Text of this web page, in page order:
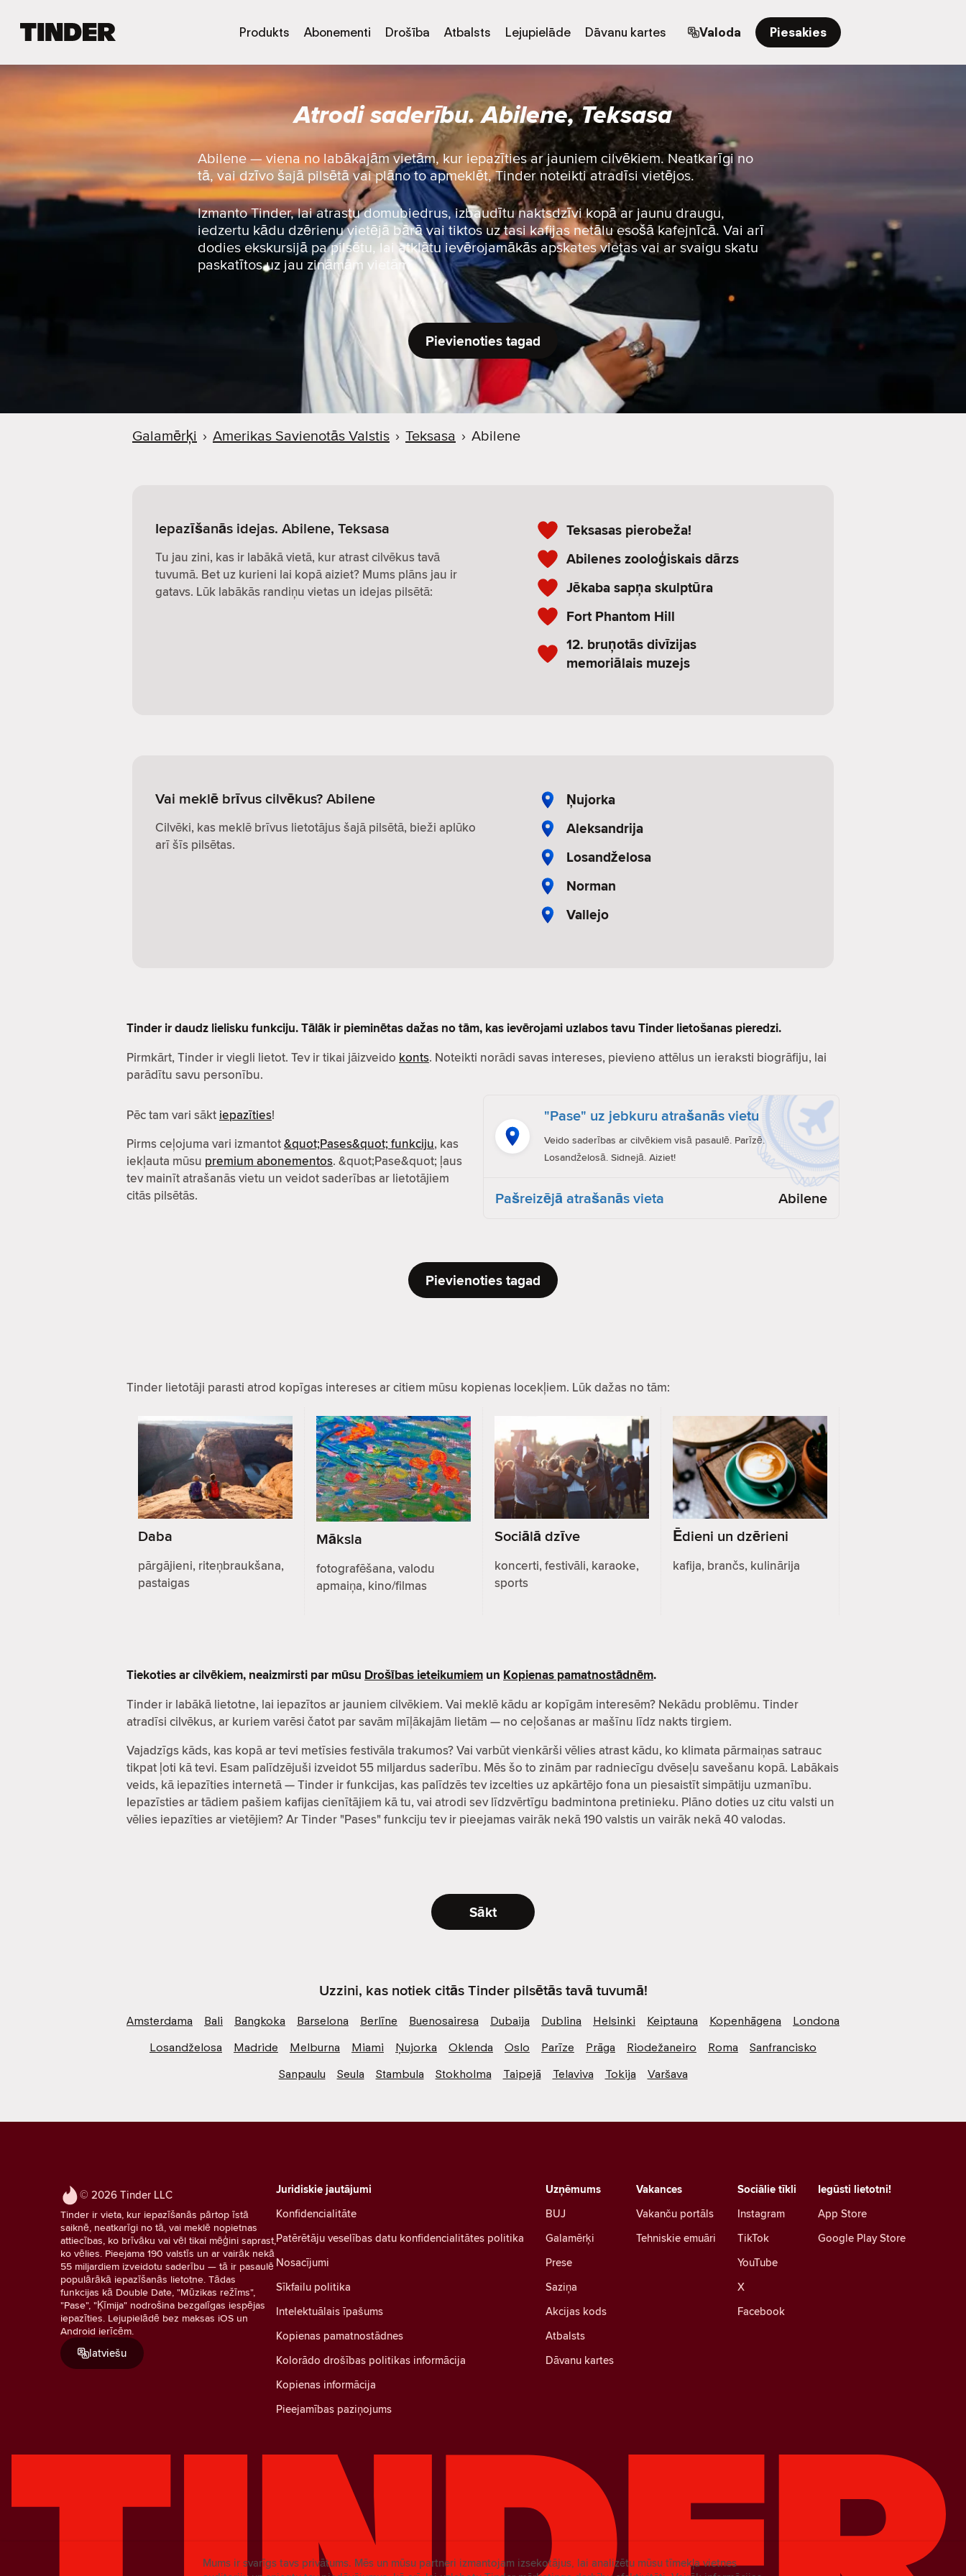
d
m
l
a
Produkts Abonementi Drošība Atbalsts Lejupielāde Dāvanu kartes Valoda Piesakies
Atrodi saderību. Abilene, Teksasa
Abilene — viena no labākajām vietām, kur iepazīties ar jauniem cilvēkiem. Neatkarīgi no
tā, vai dzīvo šajā pilsētā vai plāno to apmeklēt, Tinder noteikti atradīsi vietējos.
Izmanto Tinder, lai atrastu domubiedrus, izbaudītu naktsdzīvi kopā ar jaunu draugu,
iedzertu kādu dzērienu vietējā bārā vai tiktos uz tasi kafijas netālu esošā kafejnīcā. Vai arī
dodies ekskursijā pa pilsētu, lai atklātu ievērojamākās apskates vietas vai ar svaigu skatu
paskatītos uz jau zināmām vietām.
Pievienoties tagad
Galamērķi › Amerikas Savienotās Valstis › Teksasa › Abilene
Iepazīšanās idejas. Abilene, Teksasa
Tu jau zini, kas ir labākā vietā, kur atrast cilvēkus tavā
tuvumā. Bet uz kurieni lai kopā aiziet? Mums plāns jau ir
gatavs. Lūk labākās randiņu vietas un idejas pilsētā:
Teksasas pierobeža!
Abilenes zooloģiskais dārzs
Jēkaba sapņa skulptūra
Fort Phantom Hill
12. bruņotās divīzijas
memoriālais muzejs
Vai meklē brīvus cilvēkus? Abilene
Cilvēki, kas meklē brīvus lietotājus šajā pilsētā, bieži aplūko
arī šīs pilsētas.
Ņujorka
Aleksandrija
Losandželosa
Norman
Vallejo
Tinder ir daudz lielisku funkciju. Tālāk ir pieminētas dažas no tām, kas ievērojami uzlabos tavu Tinder lietošanas pieredzi.
Pirmkārt, Tinder ir viegli lietot. Tev ir tikai jāizveido konts. Noteikti norādi savas intereses, pievieno attēlus un ieraksti biogrāfiju, lai
parādītu savu personību.
Pēc tam vari sākt iepazīties!
Pirms ceļojuma vari izmantot&quot;Pases&quot; funkciju, kas
iekļauta mūsu premium abonementos. &quot;Pase&quot; ļaus
tev mainīt atrašanās vietu un veidot saderības ar lietotājiem
citās pilsētās.
"Pase" uz jebkuru atrašanās vietu
Veido saderības ar cilvēkiem visā pasaulē. Parīzē.
Losandželosā. Sidnejā. Aiziet!
Pašreizējā atrašanās vieta Abilene
Pievienoties tagad
Tinder lietotāji parasti atrod kopīgas intereses ar citiem mūsu kopienas locekļiem. Lūk dažas no tām:
Daba
pārgājieni, riteņbraukšana,
pastaigas
Māksla
fotografēšana, valodu
apmaiņa, kino/filmas
Sociālā dzīve
koncerti, festivāli, karaoke,
sports
Ēdieni un dzērieni
kafija, brančs, kulinārija
Tiekoties ar cilvēkiem, neaizmirsti par mūsu Drošības ieteikumiem un Kopienas pamatnostādnēm.
Tinder ir labākā lietotne, lai iepazītos ar jauniem cilvēkiem. Vai meklē kādu ar kopīgām interesēm? Nekādu problēmu. Tinder
atradīsi cilvēkus, ar kuriem varēsi čatot par savām mīļākajām lietām — no ceļošanas ar mašīnu līdz nakts tirgiem.
Vajadzīgs kāds, kas kopā ar tevi metīsies festivāla trakumos? Vai varbūt vienkārši vēlies atrast kādu, ko klimata pārmaiņas satrauc
tikpat ļoti kā tevi. Esam palīdzējuši izveidot 55 miljardus saderību. Mēs šo to zinām par radniecīgu dvēseļu savešanu kopā. Labākais
veids, kā iepazīties internetā — Tinder ir funkcijas, kas palīdzēs tev izcelties uz apkārtējo fona un piesaistīt simpātiju uzmanību.
Iepazīsties ar tādiem pašiem kafijas cienītājiem kā tu, vai atrodi sev līdzvērtīgu badmintona pretinieku. Plāno doties uz citu valsti un
vēlies iepazīties ar vietējiem? Ar Tinder "Pases" funkciju tev ir pieejamas vairāk nekā 190 valstis un vairāk nekā 40 valodas.
Sākt
Uzzini, kas notiek citās Tinder pilsētās tavā tuvumā!
Amsterdama Bali Bangkoka Barselona Berlīne Buenosairesa Dubaija Dublina Helsinki Keiptauna Kopenhāgena
Londona
Losandželosa
Madride Melburna Miami Ņujorka Oklenda Oslo Parīze Prāga Riodežaneiro Roma
Sanfrancisko
Sanpaulu
Seula Stambula Stokholma Taipejā Telaviva Tokija Varšava
© 2026 Tinder LLC
Tinder ir vieta, kur iepazīšanās pārtop īstā
saiknē, neatkarīgi no tā, vai meklē nopietnas
attiecības, ko brīvāku vai vēl tikai mēģini saprast,
ko vēlies. Pieejama 190 valstīs un ar vairāk nekā
55 miljardiem izveidotu saderību — tā ir pasaulē
populārākā iepazīšanās lietotne. Tādas
funkcijas kā Double Date, "Mūzikas režīms",
"Pase", "Ķīmija" nodrošina bezgalīgas iespējas
iepazīties. Lejupielādē bez maksas iOS un
Android ierīcēm.
latviešu
Sociālie tīkli
Instagram
TikTok
YouTube
X
Facebook
Juridiskie jautājumi
Konfidencialitāte
Patērētāju veselības datu konfidencialitātes politika
Nosacījumi
Sīkfailu politika
Intelektuālais īpašums
Kopienas pamatnostādnes
Kolorādo drošības politikas informācija
Kopienas informācija
Pieejamības paziņojums
Vakances
Vakanču portāls
Tehniskie emuāri
Uzņēmums
BUJ
Galamērķi
Prese
Saziņa
Akcijas kods
Atbalsts
Dāvanu kartes
Iegūsti lietotni!
App Store
Google Play Store
Mums ir svarīgs tavs privātums. Mēs un mūsu partneri izmantojam izsekotājus, lai analizētu mūsu tīmekļa vietnes